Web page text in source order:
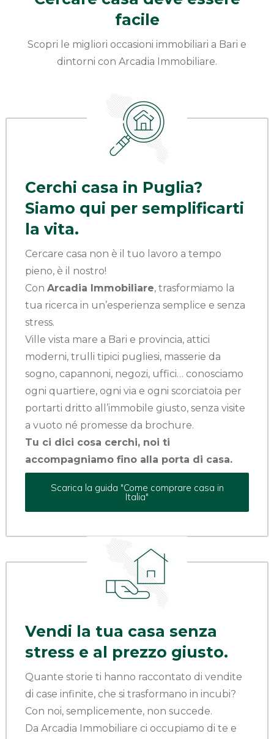
facile
Scopri le migliori occasioni immobiliari a Bari e
dintorni con Arcadia Immobiliare.
Cerchi casa in Puglia?
Siamo qui per semplificarti
la vita.
Cercare casa non è il tuo lavoro a tempo
pieno, è il nostro!
ConArcadia Immobiliare, trasformiamo la
tua ricerca in un’esperienza semplice e senza
stress.
Ville vista mare a Bari e provincia, attici
moderni, trulli tipici pugliesi, masserie da
sogno, capannoni, negozi, uffici… conosciamo
ogni quartiere, ogni via e ogni scorciatoia per
portarti dritto all’immobile giusto, senza visite
a vuoto né promesse da brochure.
Tu ci dici cosa cerchi, noi ti
accompagniamo fino alla porta di casa.
Scarica la guida "Come comprare casa in
Italia"
Vendi la tua casa senza
stress e al prezzo giusto.
Quante storie ti hanno raccontato di vendite
di case infinite, che si trasformano in incubi?
Con noi, semplicemente, non succede.
Da Arcadia Immobiliare ci occupiamo di te e